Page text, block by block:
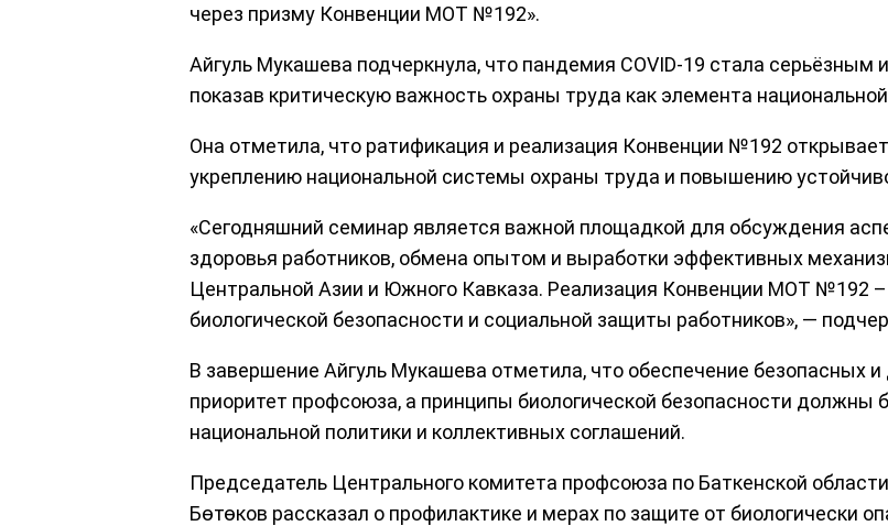
через призму Конвенции МОТ №192».
Айгуль Мукашева подчеркнула, что пандемия COVID-19 стала
показав критическую важность охраны труда как элемента
Она отметила, что ратификация и реализация Конвенции №192
укреплению национальной системы охраны труда и повышению
«Сегодняшний семинар является важной площадкой для обсуждения
здоровья работников, обмена опытом и выработки эффективных
Центральной Азии и Южного Кавказа. Реализация Конвенции МОТ №192
биологической безопасности и социальной защиты работников», —
В завершение Айгуль Мукашева отметила, что обеспечение безопасных
приоритет профсоюза, а принципы биологической безопасности должны
национальной политики и коллективных соглашений.
Председатель Центрального комитета профсоюза по Баткенской
Бөтөков рассказал о профилактике и мерах по защите от биологически